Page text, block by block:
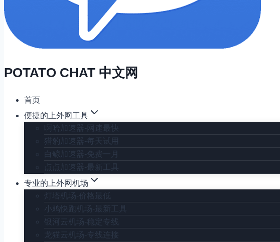
POTATO CHAT 中文网
首页
便捷的上外网工具
啊哈加速器-网速最快
猎豹加速器-每天试用
白鲸加速器-免费一月
点点加速器-最新工具
专业的上外网机场
灯塔机场-价格最低
小鸡快跑机场-最新工具
银河云机场-稳定专线
龙猫云机场-专线连接